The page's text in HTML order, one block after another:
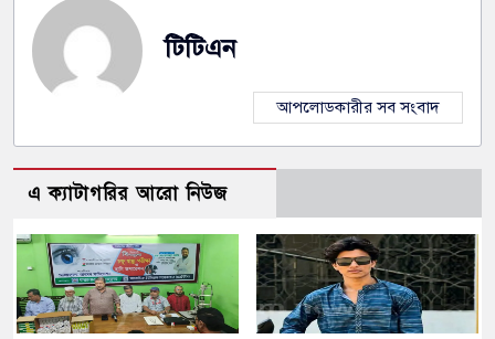
টিটিএন
আপলোডকারীর সব সংবাদ
এ ক্যাটাগরির আরো নিউজ